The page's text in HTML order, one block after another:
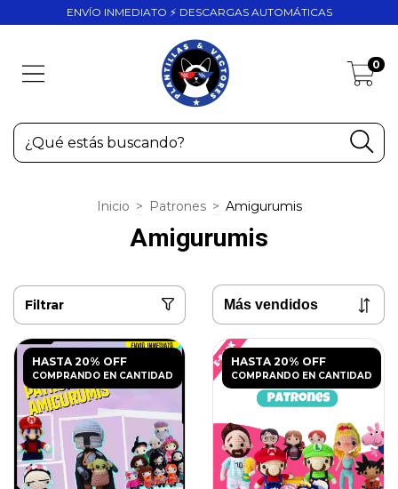
ENVÍO INMEDIATO ⚡ DESCARGAS AUTOMÁTICAS
0
Inicio > Patrones > Amigurumis
Amigurumis
Filtrar
HASTA 20% OFF
COMPRANDO EN CANTIDAD
HASTA 20% OFF
COMPRANDO EN CANTIDAD